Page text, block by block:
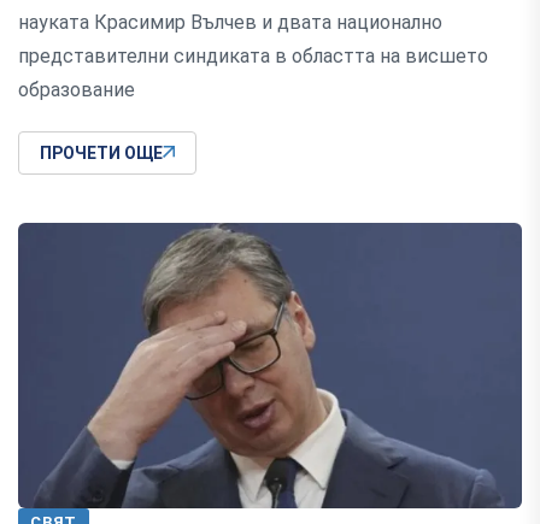
науката Красимир Вълчев и двата национално
представителни синдиката в областта на висшето
образование
ПРОЧЕТИ ОЩЕ